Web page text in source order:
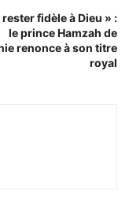
rester fidèle à Dieu » :
le prince Hamzah de
renonce à son titre
royal